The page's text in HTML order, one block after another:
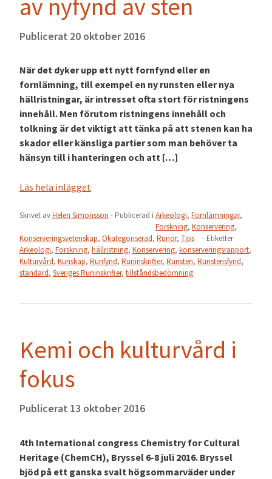
av nyfynd av sten
Publicerat 20 oktober 2016
När det dyker upp ett nytt fornfynd eller en
fornlämning, till exempel en ny runsten eller nya
hällristningar, är intresset ofta stort för ristningens
innehåll. Men förutom ristningens innehåll och
tolkning är det viktigt att tänka på att stenen kan ha
skador eller känsliga partier som man behöver ta
hänsyn till i hanteringen och att […]
Läs hela inlägget
Skrivet avHelen Simonsson - Publicerad i Arkeologi, Fornlämningar,
Forskning, Konservering,
Konserveringsvetenskap, Okategoriserad, Runor, Tips
- Etiketter
Arkeologi, Forskning, hällristning, Konservering, konserveringsrapport,
Kulturvård, Kunskap, Runfynd, Runinskrifter, Runsten, Runstensfynd,
standard, Sveriges Runinskrifter, tillståndsbedömning
Kemi och kulturvård i
fokus
Publicerat 13 oktober 2016
4th International congress Chemistry for Cultural
Heritage (ChemCH), Bryssel 6-8 juli 2016. Bryssel
bjöd på ett ganska svalt högsommarväder under